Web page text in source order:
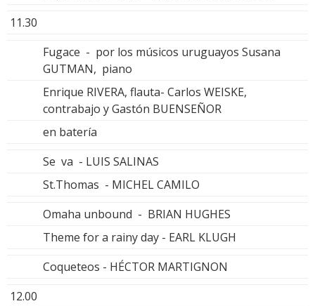
11.30
Fugace - por los músicos uruguayos Susana
GUTMAN, piano
Enrique RIVERA, flauta- Carlos WEISKE,
contrabajo y Gastón BUENSEÑOR
en batería
Se va - LUIS SALINAS
St.Thomas - MICHEL CAMILO
Omaha unbound - BRIAN HUGHES
Theme for a rainy day - EARL KLUGH
Coqueteos - HÉCTOR MARTIGNON
12.00